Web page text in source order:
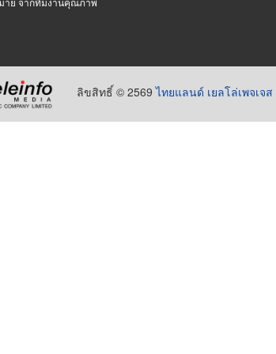
ลิขสิทธิ์ © 2569ไทยแลนด์ เยลโล่เพจเจส